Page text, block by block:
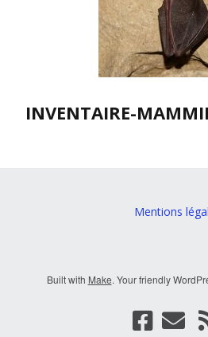
INVENTAIRE-
Mentions
Built with Make. Your friendly